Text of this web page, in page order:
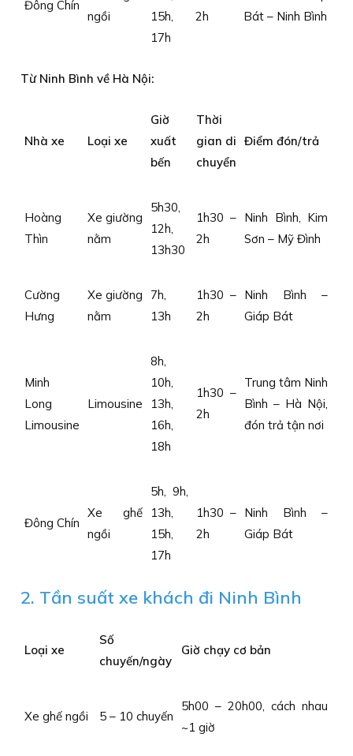
Đông Chín
ngồi
15h,
17h
2h
Bát – Ninh Bình
Từ Ninh Bình về Hà Nội:
Nhà xe Loại xe
Giờ
xuất
bến
Thời
gian di
chuyển
Điểm đón/trả
Hoàng
Thìn
Xe giường
nằm
5h30,
12h,
13h30
1h30 –
2h
Ninh Bình, Kim
Sơn – Mỹ Đình
Cường
Hưng
Xe giường
nằm
7h,
13h
1h30 –
2h
Ninh Bình –
Giáp Bát
Minh
Long
Limousine
Limousine
8h,
10h,
13h,
16h,
18h
1h30 –
2h
Trung tâm Ninh
Bình – Hà Nội,
đón trả tận nơi
Đông Chín
Xe ghế
ngồi
5h, 9h,
13h,
15h,
17h
1h30 –
2h
Ninh Bình –
Giáp Bát
2. Tần suất xe khách đi Ninh Bình
Loại xe
Số
chuyến/ngày
Giờ chạy cơ bản
Xe ghế ngồi 5 – 10 chuyến
5h00 – 20h00, cách nhau
~1 giờ